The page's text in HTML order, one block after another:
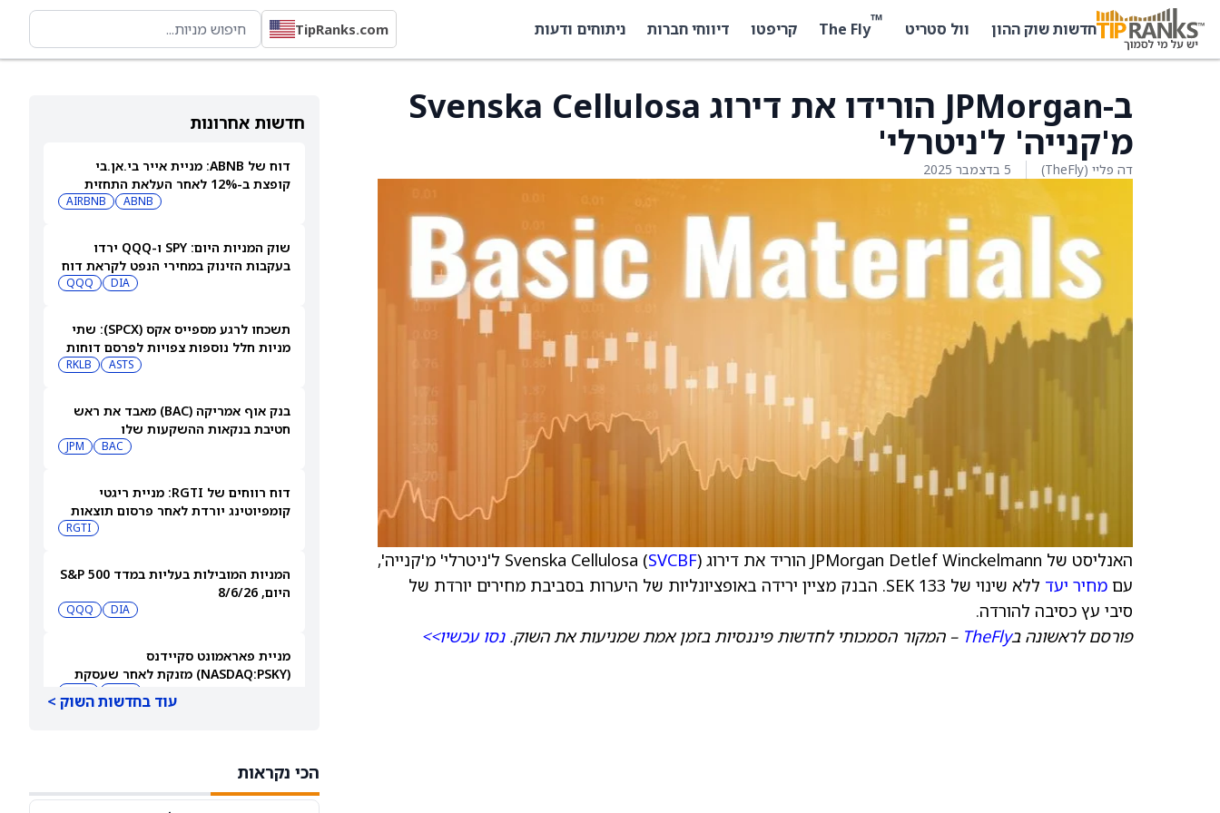
חדשות שוק ההון וול סטריט ™
The Fly קריפטו דיווחי חברות ניתוחים ודעות TipRanks.com
חדשות אחרונות
דוח של ABNB: מניית אייר בי.אן.בי
קופצת ב-12% לאחר העלאת התחזית
ABNB
AIRBNB
שוק המניות היום: SPY ו-QQQ ירדו
בעקבות הזינוק במחירי הנפט לקראת דוח
DIA
QQQ
תשכחו לרגע מספייס אקס (SPCX): שתי
מניות חלל נוספות צפויות לפרסם דוחות
ASTS
RKLB
בנק אוף אמריקה (BAC) מאבד את ראש
חטיבת בנקאות ההשקעות שלו
BAC
JPM
דוח רווחים של RGTI: מניית ריגטי
קומפיוטינג יורדת לאחר פרסום תוצאות
RGTI
המניות המובילות בעליות במדד S&P 500
היום, 8/6/26
DIA
QQQ
מניית פאראמונט סקיידנס
(NASDAQ:PSKY) מזנקת לאחר שעסקת
המיזוג קיבלה אישור בבריטניה
הרבעון השני
עוד בחדשות השוק >
הכי נקראות
ב-JPMorgan הורידו את דירוג Svenska Cellulosa
מ'קנייה' ל'ניטרלי'
דה פליי (TheFly) 5 בדצמבר 2025
האנליסט של JPMorgan Detlef Winckelmann הוריד את דירוג Svenska Cellulosa ( SVCBF
) ל'ניטרלי' מ'קנייה',
עם מחיר יעד
ללא שינוי של SEK 133. הבנק מציין ירידה באופציונליות של היערות בסביבת מחירים יורדת של
סיבי עץ כסיבה להורדה.
פורסם לראשונה בTheFly – המקור הסמכותי לחדשות פיננסיות בזמן אמת שמניעות את השוק.נסו עכשיו>>